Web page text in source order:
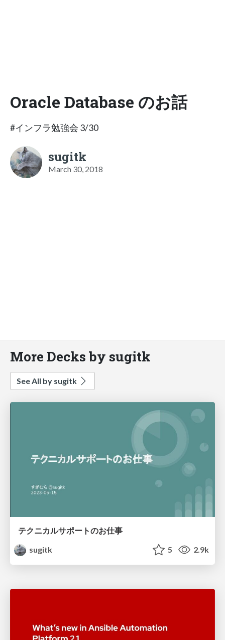
Oracle Database のお話
#インフラ勉強会 3/30
sugitk
March 30, 2018
More Decks by sugitk
See All by sugitk
テクニカルサポートのお仕事
sugitk
5 2.9k